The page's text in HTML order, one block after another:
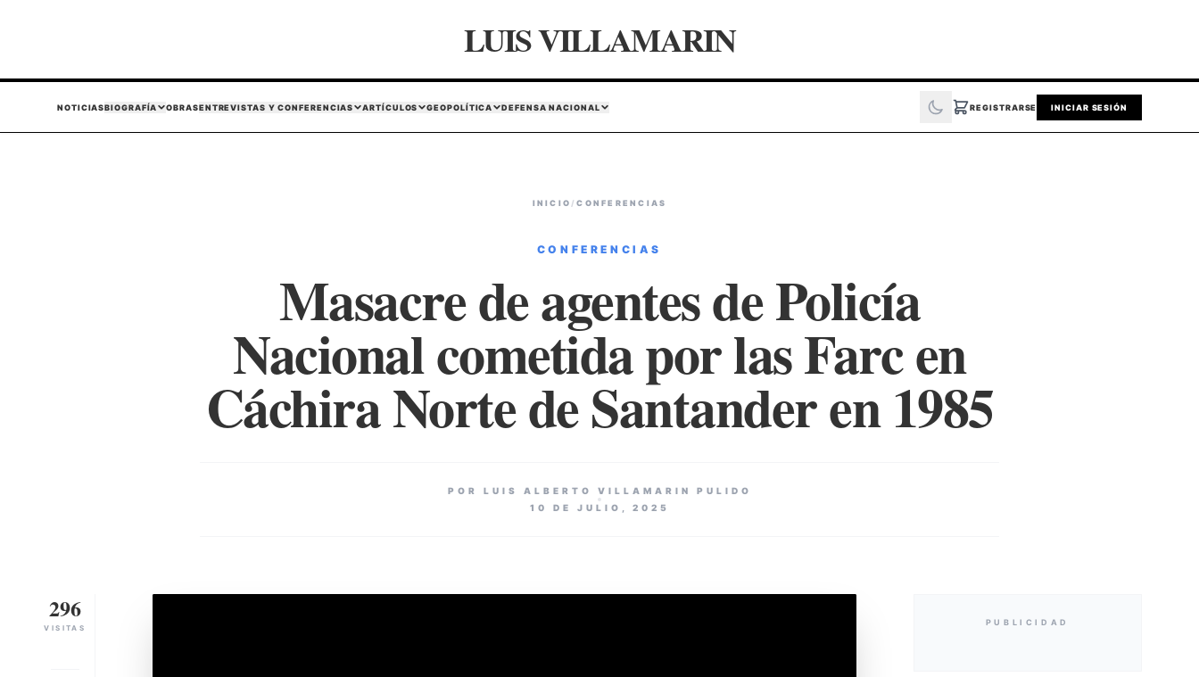
LUIS VILLAMARIN
NOTICIASBIOGRAFÍA OBRASENTREVISTAS Y CONFERENCIAS ARTÍCULOS GEOPOLÍTICA DEFENSA NACIONAL REGISTRARSE INICIAR SESIÓN
INICIO /CONFERENCIAS
CONFERENCIAS
Masacre de agentes de Policía
Nacional cometida por las Farc en
Cáchira Norte de Santander en 1985
POR LUIS ALBERTO VILLAMARIN PULIDO
10 DE JULIO, 2025
296
VISITAS
PUBLICIDAD